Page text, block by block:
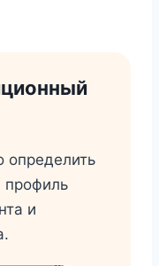
определить
и